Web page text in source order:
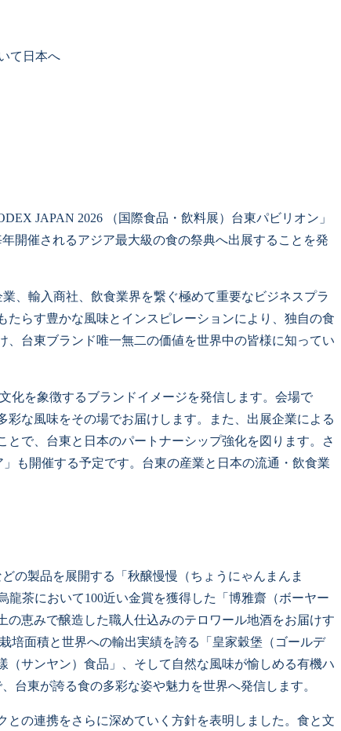
て日本へ
JAPAN 2026 （国際食品・飲料展）台東パビリオン」
開催されるアジア最大級の食の祭典へ出展することを発
、輸入商社、飲食業界を繋ぐ極めて重要なビジネスプラ
らす豊かな風味とインスピレーションにより、独自の食
台東ブランド唯一無二の価値を世界中の皆様に知ってい
化を象徴するブランドイメージを発信します。会場で
な風味をその場でお届けします。また、出展企業による
で、台東と日本のパートナーシップ強化を図ります。さ
も開催する予定です。台東の産業と日本の流通・飲食業
の製品を展開する「秋醸慢慢（ちょうにゃんまんま
茶において100近い金賞を獲得した「博雅齋（ボーヤー
恵みで醸造した職人仕込みのテロワール地酒をお届けす
培面積と世界への輸出実績を誇る「皇家穀堡（ゴールデ
サンヤン）食品」、そして自然な風味が愉しめる有機ハ
台東が誇る食の多彩な姿や魅力を世界へ発信します。
の連携をさらに深めていく方針を表明しました。食と文